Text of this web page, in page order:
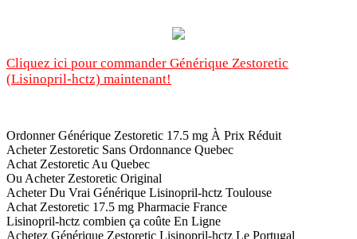
Cliquez ici pour commander Générique Zestoretic
(Lisinopril-hctz) maintenant!
Ordonner Générique Zestoretic 17.5 mg À Prix Réduit
Acheter Zestoretic Sans Ordonnance Quebec
Achat Zestoretic Au Quebec
Ou Acheter Zestoretic Original
Acheter Du Vrai Générique Lisinopril-hctz Toulouse
Achat Zestoretic 17.5 mg Pharmacie France
Lisinopril-hctz combien ça coûte En Ligne
Achetez Générique Zestoretic Lisinopril-hctz Le Portugal